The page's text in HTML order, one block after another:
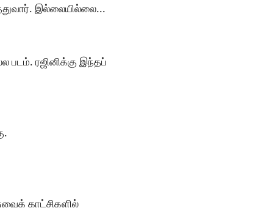
இல்லையில்லை...
படம். ரஜினிக்கு இந்தப்
காட்சிகளில்